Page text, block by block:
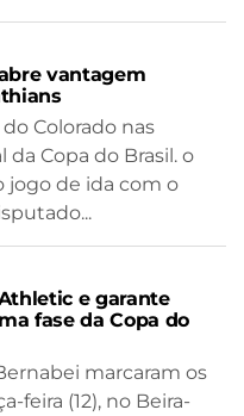
vantagem
Colorado nas
da Copa do Brasil. o
jogo de ida com o
e garante
fase da Copa do
marcaram os
feira (12), no Beira-